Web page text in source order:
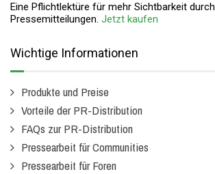
Eine Pflichtlektüre für mehr Sichtbarkeit durch
Pressemitteilungen. Jetzt kaufen
Wichtige Informationen
Produkte und Preise
Vorteile der PR-Distribution
FAQs zur PR-Distribution
Pressearbeit für Communities
Pressearbeit für Foren